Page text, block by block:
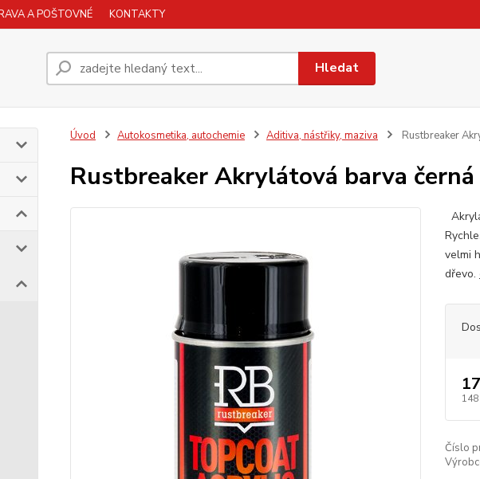
A POŠTOVNÉ KONTAKTY
Hledat
Úvod Autokosmetika, autochemie Aditiva, nástřiky, maziva Rustbreaker
Rustbreaker Akrylátová barva
velmi
dřevo.
148
Číslo